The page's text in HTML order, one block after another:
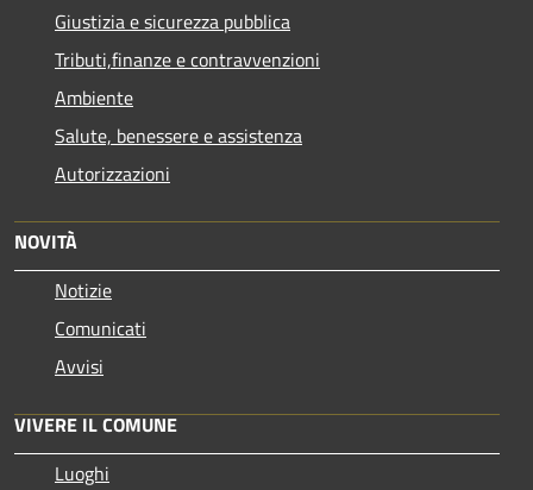
Giustizia e sicurezza pubblica
Tributi,finanze e contravvenzioni
Ambiente
Salute, benessere e assistenza
Autorizzazioni
NOVITÀ
Notizie
Comunicati
Avvisi
VIVERE IL COMUNE
Luoghi